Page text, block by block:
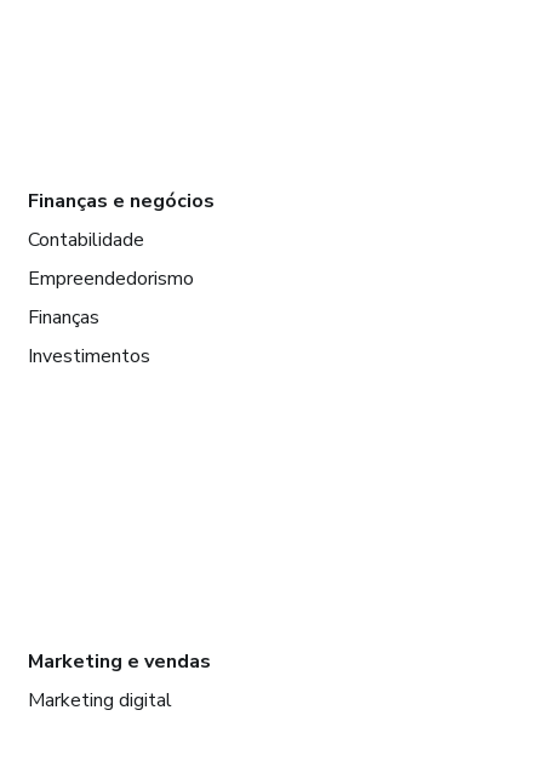
Finanças e negócios
Contabilidade
Empreendedorismo
Finanças
Investimentos
Marketing e vendas
Marketing digital